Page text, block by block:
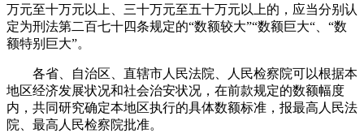
万元至十万元以上、三十万元至五十万元以上的，应当分别认
定为刑法第二百七十四条规定的“数额较大”“数额巨大“、“数
额特别巨大”。
各省、自治区、直辖市人民法院、人民检察院可以根据本
地区经济发展状况和社会治安状况，在前款规定的数额幅度
内，共同研究确定本地区执行的具体数额标准，报最高人民法
院、 最高人民检察院批准。